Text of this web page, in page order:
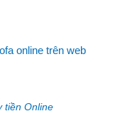
online trên web
tiền Online